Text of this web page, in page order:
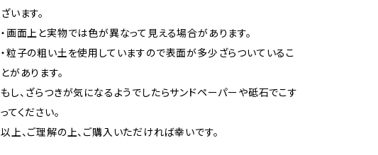
ざいます。
・画面上と実物では色が異なって見える場合があります。
・粒子の粗い土を使用していますので表面が多少ざらついているこ
とがあります。
もし、ざらつきが気になるようでしたらサンドペーパーや砥石でこす
ってください。
以上、ご理解の上、ご購入いただければ幸いです。